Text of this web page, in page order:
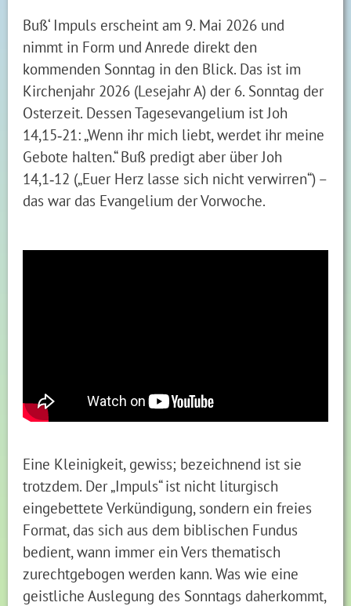
Buß‘ Impuls erscheint am 9. Mai 2026 und
nimmt in Form und Anrede direkt den
kommenden Sonntag in den Blick. Das ist im
Kirchenjahr 2026 (Lesejahr A) der 6. Sonntag der
Osterzeit. Dessen Tagesevangelium ist Joh
14,15‑21: „Wenn ihr mich liebt, werdet ihr meine
Gebote halten.“ Buß predigt aber über Joh
14,1‑12 („Euer Herz lasse sich nicht verwirren“) –
das war das Evangelium der Vorwoche.
Eine Kleinigkeit, gewiss; bezeichnend ist sie
trotzdem. Der „Impuls“ ist nicht liturgisch
eingebettete Verkündigung, sondern ein freies
Format, das sich aus dem biblischen Fundus
bedient, wann immer ein Vers thematisch
zurechtgebogen werden kann. Was wie eine
geistliche Auslegung des Sonntags daherkommt,